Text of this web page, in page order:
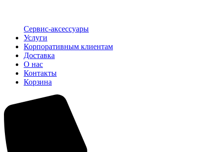
Сервис-аксессуары
Услуги
Корпоративным клиентам
Доставка
О нас
Контакты
Корзина